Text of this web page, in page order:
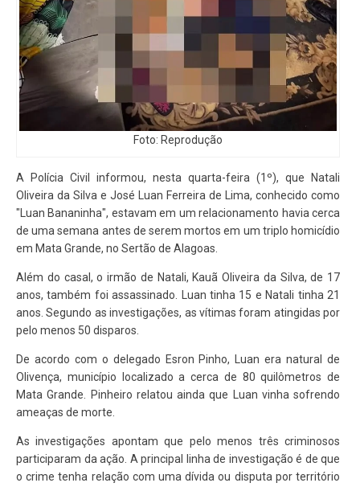
Foto: Reprodução
A Polícia Civil informou, nesta quarta-feira (1º), que Natali
Oliveira da Silva e José Luan Ferreira de Lima, conhecido como
"Luan Bananinha", estavam em um relacionamento havia cerca
de uma semana antes de serem mortos em um triplo homicídio
em Mata Grande, no Sertão de Alagoas.
Além do casal, o irmão de Natali, Kauã Oliveira da Silva, de 17
anos, também foi assassinado. Luan tinha 15 e Natali tinha 21
anos. Segundo as investigações, as vítimas foram atingidas por
pelo menos 50 disparos.
De acordo com o delegado Esron Pinho, Luan era natural de
Olivença, município localizado a cerca de 80 quilômetros de
Mata Grande. Pinheiro relatou ainda que Luan vinha sofrendo
ameaças de morte.
As investigações apontam que pelo menos três criminosos
participaram da ação. A principal linha de investigação é de que
o crime tenha relação com uma dívida ou disputa por território